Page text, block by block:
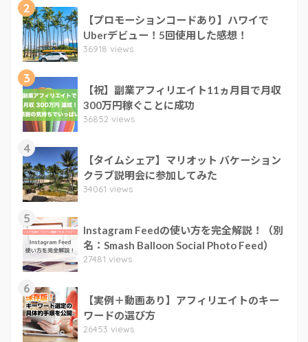
2
【プロモーションコードあり】ハワイで
Uberデビュー！5回使用した感想！
36918 views
3
【祝】副業アフィリエイト11ヵ月目で月収
300万円稼ぐことに成功
36852 views
4
【タイムシェア】マリオット バケーション
クラブ説明会に参加してみた
34061 views
5
Instagram Feedの使い方を完全解説！（別
名：Smash Balloon Social Photo Feed）
27481 views
6
【実例＋動画あり】アフィリエイトのキー
ワードの選び方
26453 views